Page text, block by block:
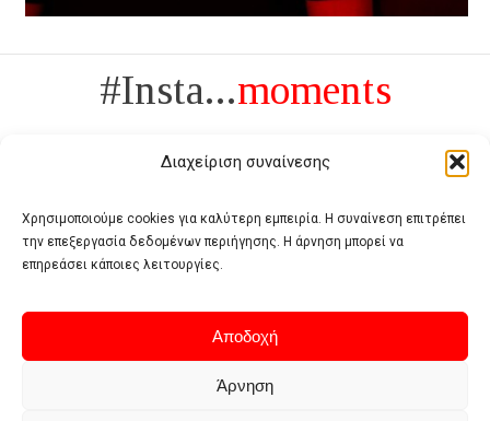
Διαχείριση συναίνεσης
Χρησιμοποιούμε cookies για καλύτερη εμπειρία. Η συναίνεση επιτρέπει
την επεξεργασία δεδομένων περιήγησης. Η άρνηση μπορεί να
επηρεάσει κάποιες λειτουργίες.
Αποδοχή
Άρνηση
#Insta...moments
Πολυτέλεια δεν είναι το αντίθετο της ανέχειας, είναι το αντίθετο της